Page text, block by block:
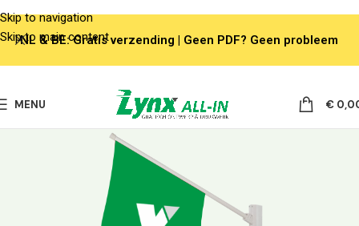
Skip to navigation
Skip to main content
MENU €
NL & BE: Gratis verzending | Geen PDF? Geen probleem